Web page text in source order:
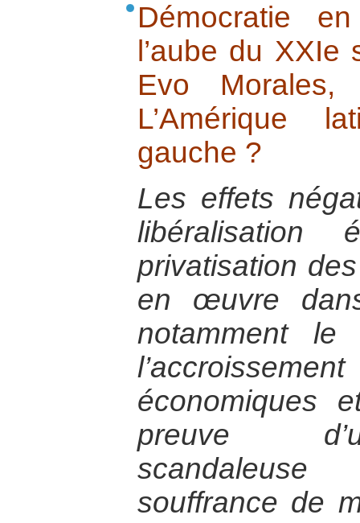
Démocratie
l’aube du
Evo Morales,
L’Amérique
gauche ?
Les effets
libéralisation
privatisation
en œuvre
notamment le
économiques
preuve
souffrance de